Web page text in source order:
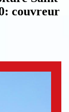
couvreur